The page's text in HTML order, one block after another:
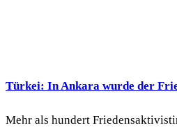
Türkei: In Ankara wurde der
Mehr als hundert